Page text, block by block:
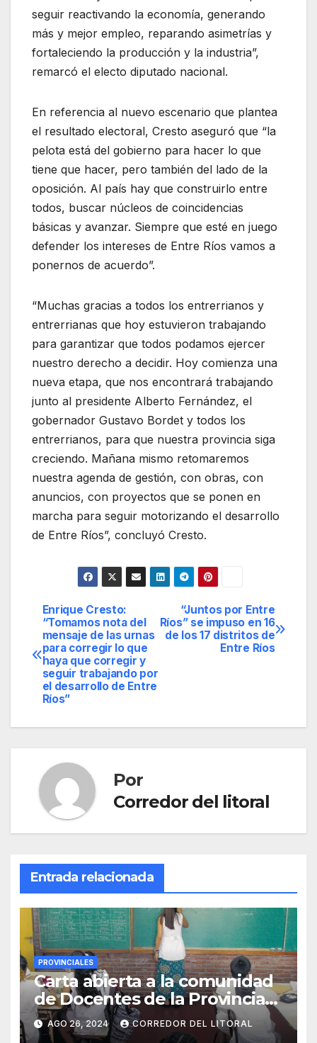
seguir reactivando la economía, generando
más y mejor empleo, reparando asimetrías y
fortaleciendo la producción y la industria”,
remarcó el electo diputado nacional.
En referencia al nuevo escenario que plantea
el resultado electoral, Cresto aseguró que “la
pelota está del gobierno para hacer lo que
tiene que hacer, pero también del lado de la
oposición. Al país hay que construirlo entre
todos, buscar núcleos de coincidencias
básicas y avanzar. Siempre que esté en juego
defender los intereses de Entre Ríos vamos a
ponernos de acuerdo”.
“Muchas gracias a todos los entrerrianos y
entrerrianas que hoy estuvieron trabajando
para garantizar que todos podamos ejercer
nuestro derecho a decidir. Hoy comienza una
nueva etapa, que nos encontrará trabajando
junto al presidente Alberto Fernández, el
gobernador Gustavo Bordet y todos los
entrerrianos, para que nuestra provincia siga
creciendo. Mañana mismo retomaremos
nuestra agenda de gestión, con obras, con
anuncios, con proyectos que se ponen en
marcha para seguir motorizando el desarrollo
de Entre Ríos”, concluyó Cresto.
Navegación
de
entradas
“Juntos por Entre
Ríos” se impuso en 16
de los 17 distritos de
Entre Ríos
Enrique Cresto:
“Tomamos nota del
mensaje de las urnas
para corregir lo que
haya que corregir y
seguir trabajando por
el desarrollo de Entre
Ríos”
Por
Corredor del litoral
Entrada relacionada
PROVINCIALES
Carta abierta a la comunidad
de Docentes de la Provincia
de Entre Ríos
AGO 26, 2024 CORREDOR DEL LITORAL